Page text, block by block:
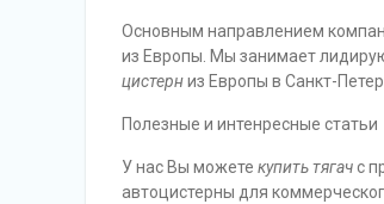
Основным направлением
из Европы. Мы занимает
цистерниз Европы в Санкт-
Полезные и интенресные статьи
У нас Вы можете купить тягачс
автоцистерны для